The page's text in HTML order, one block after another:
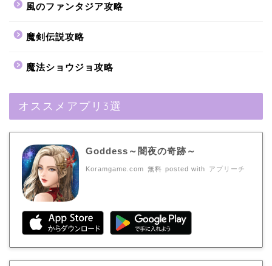
風のファンタジア攻略
魔剣伝説攻略
魔法ショウジョ攻略
オススメアプリ3選
Goddess～闇夜の奇跡～
Koramgame.com 無料 posted with アプリーチ